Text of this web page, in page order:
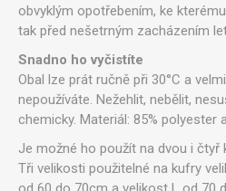
obvyklým opotřebením, ke
tak před nešetrným zacházením
Snadno ho vyčistíte
Obal lze prát ručně při 30°C a
nepoužíváte. Nežehlit, nebělit,
chemicky. Materiál: 85% polyester
Je možné ho použít na dvou i čtyř
Tři velikosti použitelné na kufry